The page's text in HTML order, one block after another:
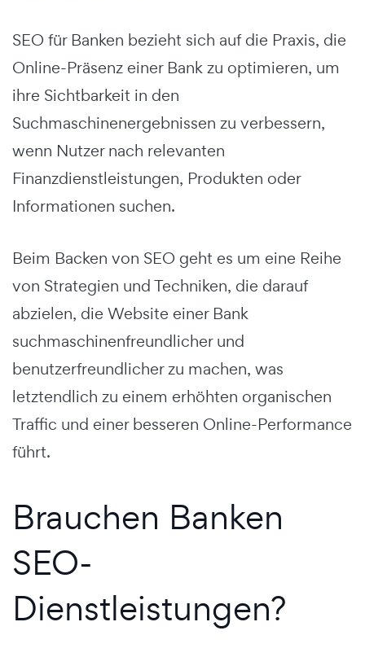
SEO für Banken bezieht sich auf die Praxis, die
Online-Präsenz einer Bank zu optimieren, um
ihre Sichtbarkeit in den
Suchmaschinenergebnissen zu verbessern,
wenn Nutzer nach relevanten
Finanzdienstleistungen, Produkten oder
Informationen suchen.
Beim Backen von SEO geht es um eine Reihe
von Strategien und Techniken, die darauf
abzielen, die Website einer Bank
suchmaschinenfreundlicher und
benutzerfreundlicher zu machen, was
letztendlich zu einem erhöhten organischen
Traffic und einer besseren Online-Performance
führt.
Brauchen Banken
SEO-
Dienstleistungen?